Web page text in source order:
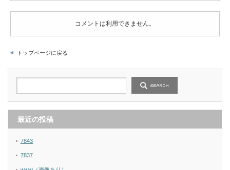
コメントは利用できません。
トップページに戻る
最近の投稿
7843
7837